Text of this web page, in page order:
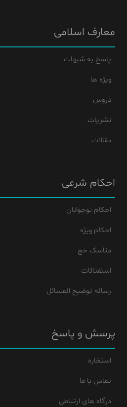
معارف اسلامی
پاسخ به شبهات
ویژه ها
دروس
نشریات
مقالات
احکام شرعی
احکام نوجوانان
احکام ویژه
مناسک حج
استفتائات
رساله توضیح المسائل
پرسش و پاسخ
استخاره
تماس با ما
درگاه های ارتباطی